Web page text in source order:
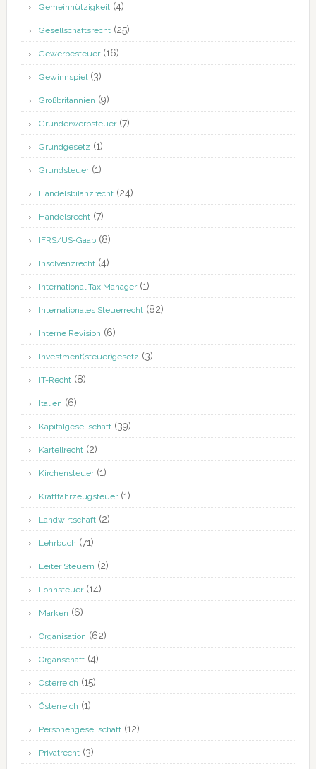
Gemeinnützigkeit(4)
Gesellschaftsrecht(25)
Gewerbesteuer(16)
Gewinnspiel(3)
Großbritannien (9)
Grunderwerbsteuer(7)
Grundgesetz (1)
Grundsteuer(1)
Handelsbilanzrecht(24)
Handelsrecht(7)
IFRS/US-Gaap(8)
Insolvenzrecht(4)
International Tax Manager(1)
Internationales Steuerrecht(82)
Interne Revision (6)
Investment(steuer)gesetz (3)
IT-Recht(8)
Italien (6)
Kapitalgesellschaft(39)
Kartellrecht(2)
Kirchensteuer(1)
Kraftfahrzeugsteuer(1)
Landwirtschaft(2)
Lehrbuch (71)
Leiter Steuern (2)
Lohnsteuer(14)
Marken (6)
Organisation (62)
Organschaft(4)
Österreich (15)
Österreich (1)
Personengesellschaft(12)
Privatrecht(3)